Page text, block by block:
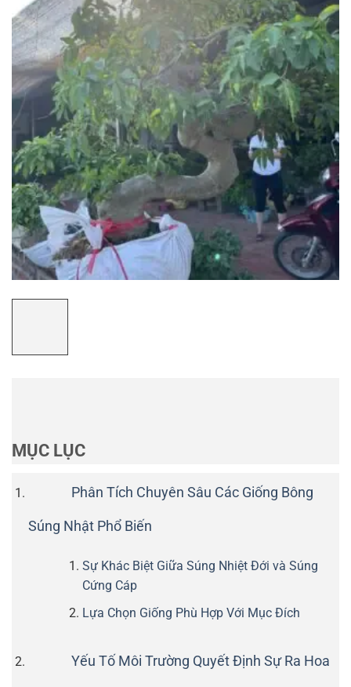
MỤC LỤC
Phân Tích Chuyên Sâu Các Giống Bông
Súng Nhật Phổ Biến
Sự Khác Biệt Giữa Súng Nhiệt Đới và Súng
Cứng Cáp
Lựa Chọn Giống Phù Hợp Với Mục Đích
Yếu Tố Môi Trường Quyết Định Sự Ra Hoa